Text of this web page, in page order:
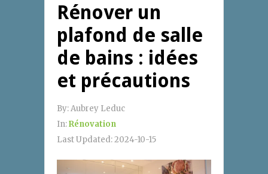
Rénover un
plafond de salle
de bains : idées
et précautions
By:Aubrey Leduc
In:Rénovation
Last Updated:2024-10-15